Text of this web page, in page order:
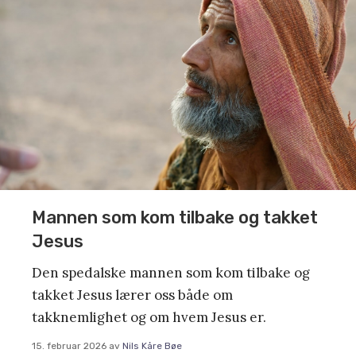
Mannen som kom tilbake og takket
Jesus
Den spedalske mannen som kom tilbake og
takket Jesus lærer oss både om
takknemlighet og om hvem Jesus er.
15. februar 2026 av Nils Kåre Bøe